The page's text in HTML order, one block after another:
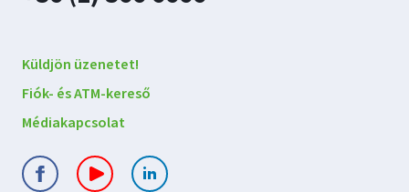
velünk
Küldjön üzenetet!
Fiók- és ATM-kereső
Médiakapcsolat